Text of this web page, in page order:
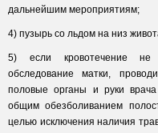
дальнейшим мероприятиям;
4) пузырь со льдом на низ
5) если кровотечение не
обследование матки,
половые органы и руки
общим обезболиванием
целью исключения наличия